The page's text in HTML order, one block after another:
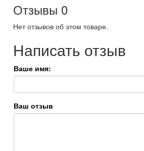
Отзывы 0
Нет отзывов об этом товаре.
Написать отзыв
Ваше имя:
Ваш отзыв